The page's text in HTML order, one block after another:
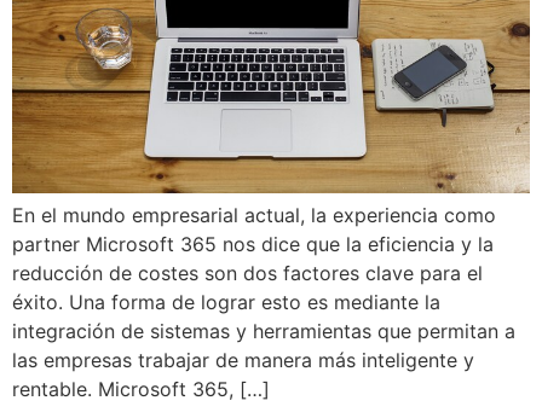
En el mundo empresarial actual, la experiencia como
partner Microsoft 365 nos dice que la eficiencia y la
reducción de costes son dos factores clave para el
éxito. Una forma de lograr esto es mediante la
integración de sistemas y herramientas que permitan a
las empresas trabajar de manera más inteligente y
rentable. Microsoft 365, […]